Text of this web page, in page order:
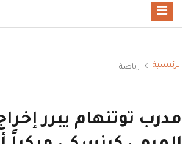
الرئيسية رياضة
مدرب توتنهام يبرر